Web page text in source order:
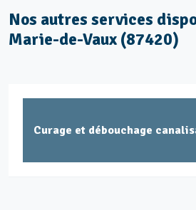
Nos autres services
Marie-de-Vaux (87420)
Curage et débouchage